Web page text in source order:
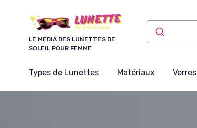
LE MEDIA DES LUNETTES DE
SOLEIL POUR FEMME
Types de Lunettes Matériaux Verres